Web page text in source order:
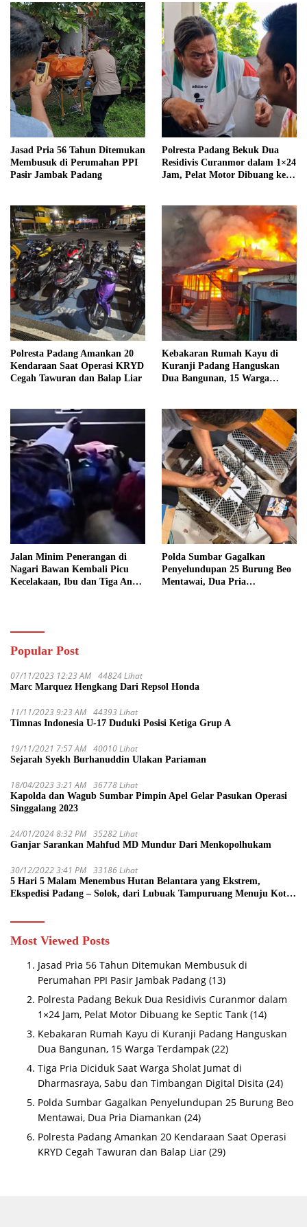
Jasad Pria 56 Tahun Ditemukan
Membusuk di Perumahan PPI
Pasir Jambak Padang
Polresta Padang Bekuk Dua
Residivis Curanmor dalam 1×24
Jam, Pelat Motor Dibuang ke
Polresta Padang Amankan 20
Kendaraan Saat Operasi KRYD
Cegah Tawuran dan Balap Liar
Kebakaran Rumah Kayu di
Kuranji Padang Hanguskan
Dua Bangunan, 15 Warga
Jalan Minim Penerangan di
Nagari Bawan Kembali Picu
Kecelakaan, Ibu dan Tiga Anak
Polda Sumbar Gagalkan
Penyelundupan 25 Burung Beo
Mentawai, Dua Pria
Popular Post
07/11/2023 12:23 AM 44824 Lihat
Marc Marquez Hengkang Dari Repsol Honda
11/11/2023 9:23 AM 44393 Lihat
Timnas Indonesia U-17 Duduki Posisi Ketiga Grup A
19/11/2021 7:57 AM 40010 Lihat
Sejarah Syekh Burhanuddin Ulakan Pariaman
18/04/2023 3:21 AM 36778 Lihat
Kapolda dan Wagub Sumbar Pimpin Apel Gelar Pasukan Operasi
Singgalang 2023
24/01/2024 8:32 PM 35282 Lihat
Ganjar Sarankan Mahfud MD Mundur Dari Menkopolhukam
30/12/2022 3:41 PM 33186 Lihat
5 Hari 5 Malam Menembus Hutan Belantara yang Ekstrem,
Ekspedisi Padang – Solok, dari Lubuak Tampuruang Menuju Koto
Most Viewed Posts
Jasad Pria 56 Tahun Ditemukan Membusuk di
Perumahan PPI Pasir Jambak Padang (13)
Polresta Padang Bekuk Dua Residivis Curanmor dalam
1×24 Jam, Pelat Motor Dibuang ke Septic Tank (14)
Kebakaran Rumah Kayu di Kuranji Padang Hanguskan
Dua Bangunan, 15 Warga Terdampak (22)
Tiga Pria Diciduk Saat Warga Sholat Jumat di
Dharmasraya, Sabu dan Timbangan Digital Disita (24)
Polda Sumbar Gagalkan Penyelundupan 25 Burung Beo
Mentawai, Dua Pria Diamankan (24)
Polresta Padang Amankan 20 Kendaraan Saat Operasi
KRYD Cegah Tawuran dan Balap Liar (29)